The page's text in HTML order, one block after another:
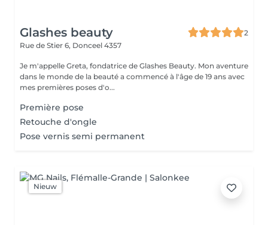
Glashes beauty
2
Rue de Stier 6, Donceel 4357
Je m'appelle Greta, fondatrice de Glashes Beauty. Mon aventure
dans le monde de la beauté a commencé à l'âge de 19 ans avec
mes premières poses d'o...
Première pose
Retouche d'ongle
Pose vernis semi permanent
Nieuw